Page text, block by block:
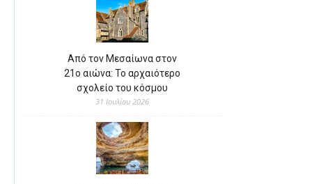
Από τον Μεσαίωνα στον
21ο αιώνα: Το αρχαιότερο
σχολείο του κόσμου
31 Ιουλίου 2026